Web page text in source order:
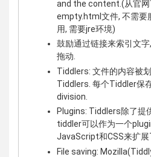
and the content.(从官网
empty.html文件, 不需要
用, 需要jre环境)
鼓励通过链接来索引文
拖动.
Tiddlers: 文件的内容被
Tiddlers. 每个Tiddler保
division.
Plugins: Tiddlers除了提
tiddler可以作为一个
JavaScript和CSS来扩展
File saving: